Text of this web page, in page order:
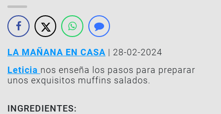
LA MAÑANA EN CASA | 28-02-2024
Leticia nos enseña los pasos para preparar
unos exquisitos muffins salados.
INGREDIENTES: